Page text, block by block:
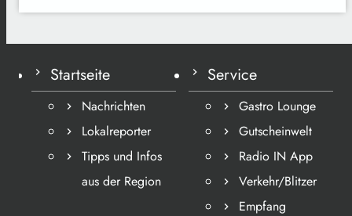
Startseite
Nachrichten
Lokalreporter
Tipps und Infos
aus der Region
Service
Gastro Lounge
Gutscheinwelt
Radio IN App
Verkehr/Blitzer
Empfang